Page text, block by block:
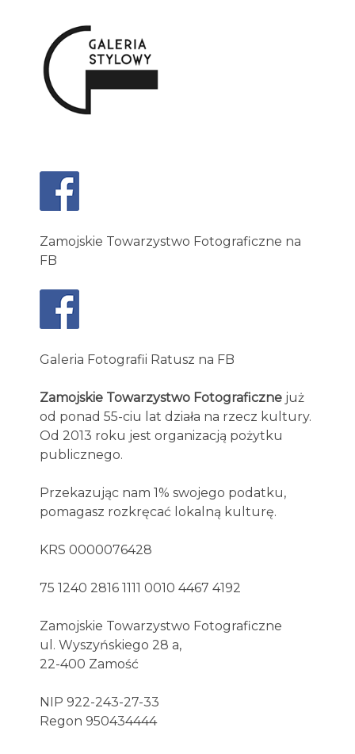
Zamojskie Towarzystwo Fotograficzne na
FB
Galeria Fotografii Ratusz na FB
Zamojskie Towarzystwo Fotograficzne już
od ponad 55-ciu lat działa na rzecz kultury.
Od 2013 roku jest organizacją pożytku
publicznego.
Przekazując nam 1% swojego podatku,
pomagasz rozkręcać lokalną kulturę.
KRS 0000076428
75 1240 2816 1111 0010 4467 4192
Zamojskie Towarzystwo Fotograficzne
ul. Wyszyńskiego 28 a,
22-400 Zamość
NIP 922-243-27-33
Regon 950434444